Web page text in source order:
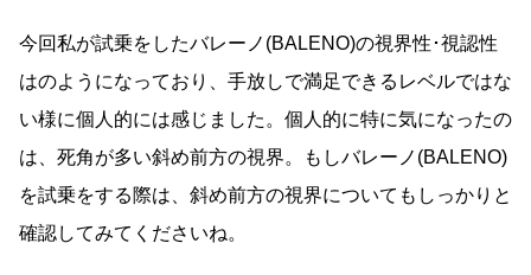
今回私が試乗をしたバレーノ(BALENO)の視界性･視認性
はのようになっており、手放しで満足できるレベルではな
い様に個人的には感じました。個人的に特に気になったの
は、死角が多い斜め前方の視界。もしバレーノ(BALENO)
を試乗をする際は、斜め前方の視界についてもしっかりと
確認してみてくださいね。